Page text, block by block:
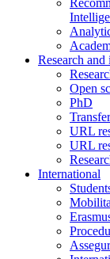
Research
Open
PhD
URL
URL
International